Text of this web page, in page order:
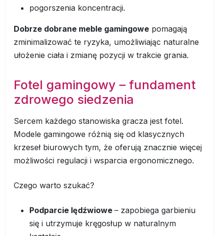
pogorszenia koncentracji.
Dobrze dobrane meble gamingowe pomagają
zminimalizować te ryzyka, umożliwiając naturalne
ułożenie ciała i zmianę pozycji w trakcie grania.
Fotel gamingowy – fundament
zdrowego siedzenia
Sercem każdego stanowiska gracza jest fotel.
Modele gamingowe różnią się od klasycznych
krzeseł biurowych tym, że oferują znacznie więcej
możliwości regulacji i wsparcia ergonomicznego.
Czego warto szukać?
Podparcie lędźwiowe – zapobiega garbieniu
się i utrzymuje kręgosłup w naturalnym